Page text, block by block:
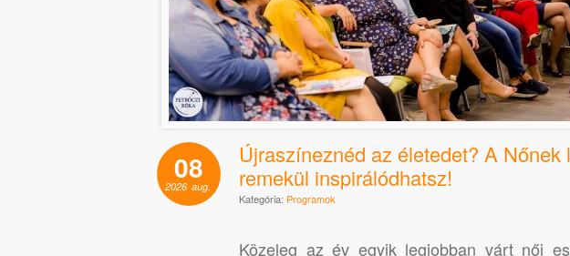
08
2026 aug.
Újraszíneznéd az életedet? A Nőnek
remekül inspirálódhatsz!
Kategória: Programok
Közeleg az év egyik legjobban várt női